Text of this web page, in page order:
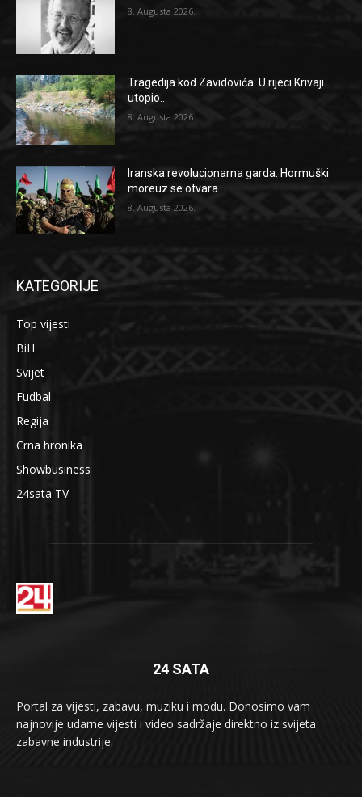
8. Augusta 2026.
Tragedija kod Zavidovića: U rijeci Krivaji
utopio...
8. Augusta 2026.
Iranska revolucionarna garda: Hormuški
moreuz se otvara...
8. Augusta 2026.
KATEGORIJE
Top vijesti
BiH
Svijet
Fudbal
Regija
Crna hronika
Showbusiness
24sata TV
24 SATA
Portal za vijesti, zabavu, muziku i modu. Donosimo vam
najnovije udarne vijesti i video sadržaje direktno iz svijeta
zabavne industrije.